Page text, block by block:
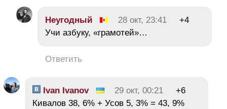
Неугодный 28 окт, 23:41
+4
Учи азбуку, «грамотей»…
Ответить
Ivan Ivanov 29 окт, 00:21
+6
Кивалов 38, 6% + Усов 5, 3% = 43, 9%